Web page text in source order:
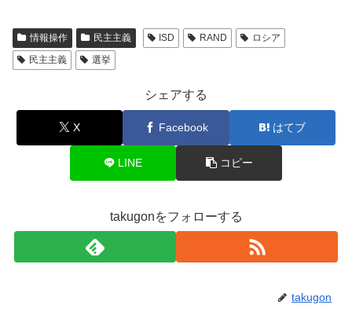
情報操作 民主主義 ISD RAND
ロシア
民主主義
選挙
シェアする
X Facebook はてブ
LINE コピー
takugonをフォローする
takugon